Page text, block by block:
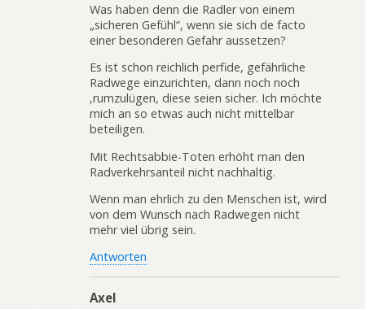
Was haben denn die Radler von einem
„sicheren Gefühl“, wenn sie sich de facto
einer besonderen Gefahr aussetzen?
Es ist schon reichlich perfide, gefährliche
Radwege einzurichten, dann noch noch
‚rumzulügen, diese seien sicher. Ich möchte
mich an so etwas auch nicht mittelbar
beteiligen.
Mit Rechtsabbie-Toten erhöht man den
Radverkehrsanteil nicht nachhaltig.
Wenn man ehrlich zu den Menschen ist, wird
von dem Wunsch nach Radwegen nicht
mehr viel übrig sein.
Antworten
Axel